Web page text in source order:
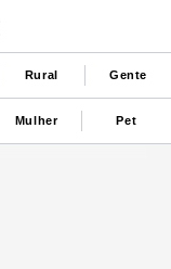
Rural Gente
Mulher Pet